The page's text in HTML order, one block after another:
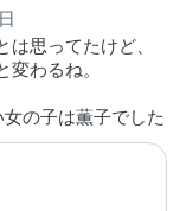
思ってたけど、
わるね。
の子は薫子でした